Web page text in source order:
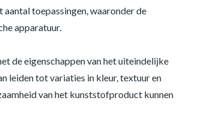
toepassingen, waaronder de
apparatuur.
de eigenschappen van het uiteindelijke
leiden tot variaties in kleur, textuur en
van het kunststofproduct kunnen